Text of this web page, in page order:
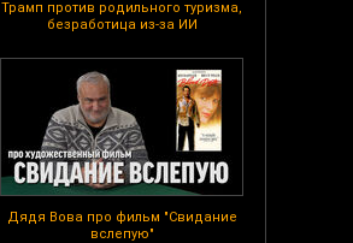
Трамп против родильного туризма,
безработица из-за ИИ
Дядя Вова про фильм "Свидание
вслепую"